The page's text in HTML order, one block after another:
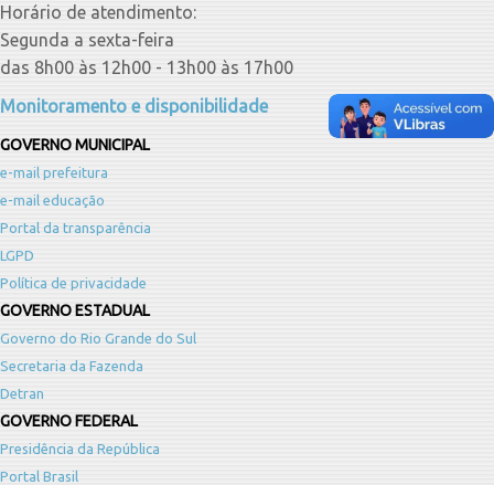
Horário de atendimento:
Segunda a sexta-feira
das 8h00 às 12h00 - 13h00 às 17h00
Monitoramento e disponibilidade
GOVERNO MUNICIPAL
e-mail prefeitura
e-mail educação
Portal da transparência
LGPD
Política de privacidade
GOVERNO ESTADUAL
Governo do Rio Grande do Sul
Secretaria da Fazenda
Detran
GOVERNO FEDERAL
Presidência da República
Portal Brasil